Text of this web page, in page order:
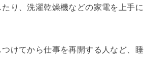
り、洗濯乾燥機などの家電を上手に
けてから仕事を再開する人など、睡